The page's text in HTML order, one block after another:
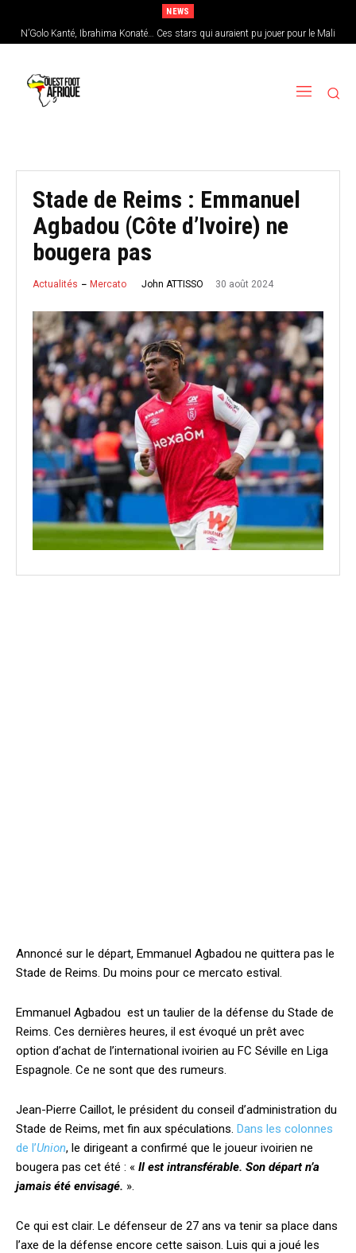
NEWS
N’Golo Kanté, Ibrahima Konaté… Ces stars qui auraient pu jouer pour le Mali
Sénégal : Patrick Vieira en pole position pour remplacer Pape Thiaw
Stade de Reims : Emmanuel
Agbadou (Côte d’Ivoire) ne
bougera pas
Actualités Mercato John ATTISSO 30 août 2024
Annoncé sur le départ, Emmanuel Agbadou ne quittera pas le
Stade de Reims. Du moins pour ce mercato estival.
Emmanuel Agbadou est un taulier de la défense du Stade de
Reims. Ces dernières heures, il est évoqué un prêt avec
option d’achat de l’international ivoirien au FC Séville en Liga
Espagnole. Ce ne sont que des rumeurs.
Jean-Pierre Caillot, le président du conseil d’administration du
Stade de Reims, met fin aux spéculations. Dans les colonnes
de l’Union, le dirigeant a confirmé que le joueur ivoirien ne
bougera pas cet été : « Il est intransférable. Son départ n’a
jamais été envisagé. ».
Ce qui est clair. Le défenseur de 27 ans va tenir sa place dans
l’axe de la défense encore cette saison. Luis qui a joué les